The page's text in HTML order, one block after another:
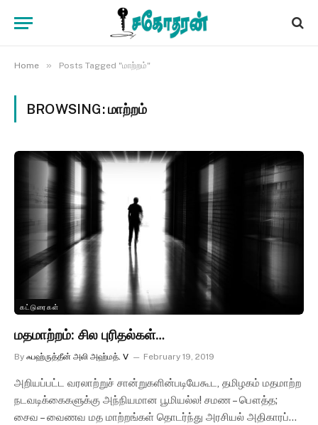
Home » Posts Tagged "மாற்றம்"
BROWSING:மாற்றம்
கட்டுரைகள்
மதமாற்றம்: சில புரிதல்கள்…
By ஃபஹ்ருத்தீன் அலி அஹ்மத். V February 19, 2019
அறியப்பட்ட வரலாற்றுச் சான்றுகளின்படியேகூட, தமிழகம் மதமாற்ற
நடவடிக்கைகளுக்கு அந்நியமான பூமியல்ல! சமண – பௌத்த;
சைவ – வைணவ மத மாற்றங்கள் தொடர்ந்து அரசியல் அதிகாரப்…